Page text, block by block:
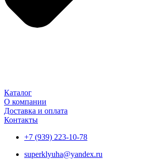
Каталог
О компании
Доставка и оплата
Контакты
+7 (939) 223-10-78
superklyuha@yandex.ru